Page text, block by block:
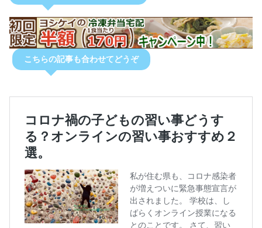
こちらの記事も合わせてどうぞ